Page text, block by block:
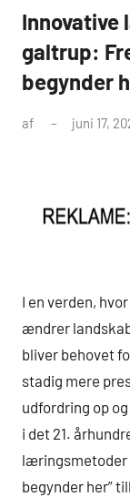
galtrup:
begynder
af juni 17,
I en verden,
ændrer
bliver behovet
stadig mere
udfordring op
i det 21.
læringsmetoder
begynder her”